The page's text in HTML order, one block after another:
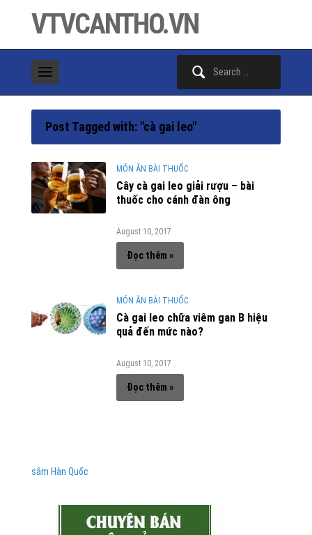
VTVCANTHO.VN
Post Tagged with: "cà gai leo"
MÓN ĂN BÀI THUỐC
Cây cà gai leo giải rượu – bài
thuốc cho cánh đàn ông
August 10, 2017
Đọc thêm »
MÓN ĂN BÀI THUỐC
Cà gai leo chữa viêm gan B hiệu
quả đến mức nào?
August 10, 2017
Đọc thêm »
sâm Hàn Quốc